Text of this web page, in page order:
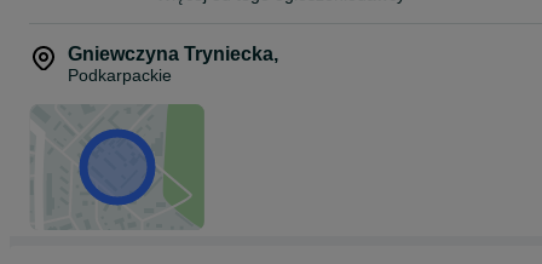
Gniewczyna Tryniecka,
Podkarpackie